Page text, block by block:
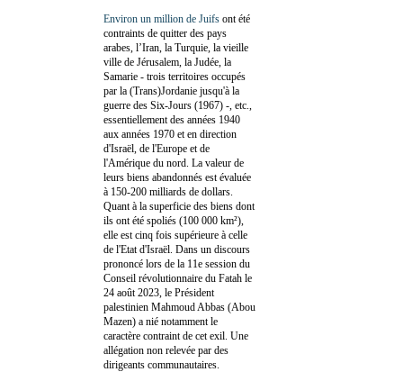
Environ un million de Juifs ont été
contraints de quitter des pays
arabes, l’Iran, la Turquie, la vieille
ville de Jérusalem, la Judée, la
Samarie - trois territoires occupés
par la (Trans)Jordanie jusqu'à la
guerre des Six-Jours (1967) -, etc.,
essentiellement des années 1940
aux années 1970 et en direction
d'Israël, de l'Europe et de
l'Amérique du nord. La valeur de
leurs biens abandonnés est évaluée
à 150-200 milliards de dollars.
Quant à la superficie des biens dont
ils ont été spoliés (100 000 km²),
elle est cinq fois supérieure à celle
de l'Etat d'Israël. Dans un discours
prononcé lors de la 11e session du
Conseil révolutionnaire du Fatah le
24 août 2023, le Président
palestinien Mahmoud Abbas (Abou
Mazen) a nié notamment le
caractère contraint de cet exil. Une
allégation non relevée par des
dirigeants communautaires.